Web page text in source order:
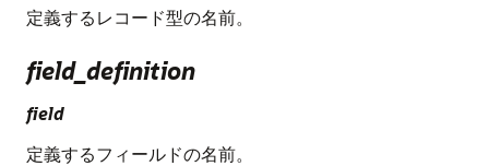
定義するレコード型の名前。
field_definition
field
定義するフィールドの名前。